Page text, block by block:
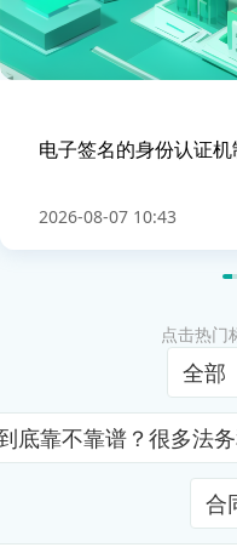
电子签名的身份认证
2026-08-07 10:43
点击热门
全部
靠不靠谱？很多
合